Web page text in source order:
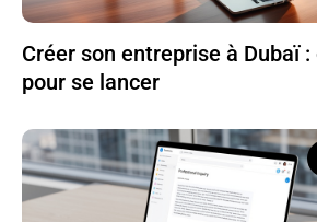
Créer son entreprise à Dubaï
pour se lancer